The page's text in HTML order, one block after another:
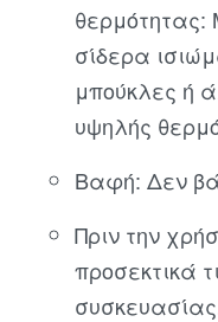
θερμότητας:
σίδερα
μπούκλες ή
υψηλής
Βαφή: Δεν
Πριν την
προσεκτικά